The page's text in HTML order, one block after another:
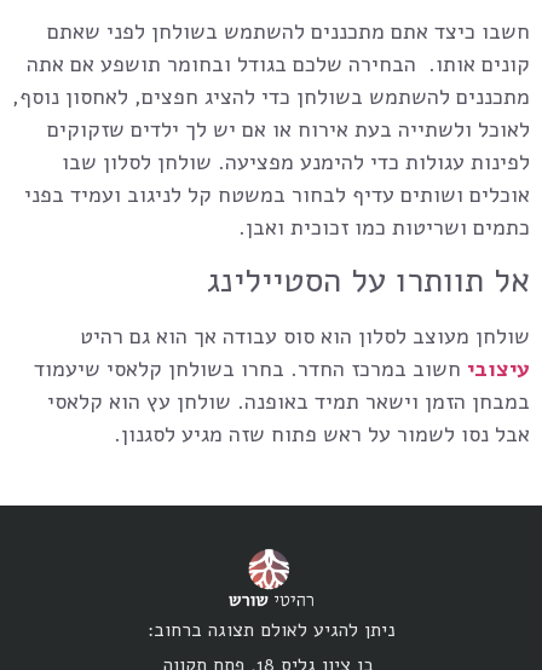
חשבו כיצד אתם מתכננים להשתמש בשולחן לפני שאתם
קונים אותו. הבחירה שלכם בגודל ובחומר תושפע אם אתה
מתכננים להשתמש בשולחן כדי להציג חפצים, לאחסון נוסף,
לאוכל ולשתייה בעת אירוח או אם יש לך ילדים שזקוקים
לפינות עגולות כדי להימנע מפציעה. שולחן לסלון שבו
אוכלים ושותים עדיף לבחור במשטח קל לניגוב ועמיד בפני
כתמים ושריטות כמו זכוכית ואבן.
אל תוותרו על הסטיילינג
שולחן מעוצב לסלון הוא סוס עבודה אך הוא גם רהיט
עיצובי חשוב במרכז החדר. בחרו בשולחן קלאסי שיעמוד
במבחן הזמן וישאר תמיד באופנה. שולחן עץ הוא קלאסי
אבל נסו לשמור על ראש פתוח שזה מגיע לסגנון.
ניתן להגיע לאולם תצוגה ברחוב: